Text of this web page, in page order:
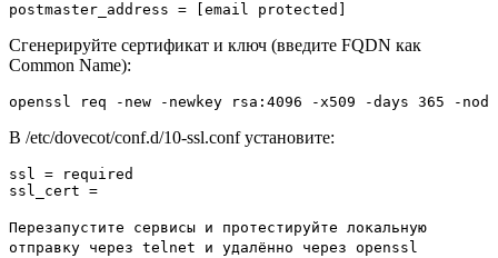
postmaster_address = [email protected]
Сгенерируйте сертификат и ключ (введите FQDN как
Common Name):
openssl req -new -newkey rsa:4096 -x509 -days 365
В /etc/dovecot/conf.d/10-ssl.conf установите:
ssl = required
ssl_cert =
Перезапустите сервисы и протестируйте локальную
отправку через telnet и удалённо через openssl